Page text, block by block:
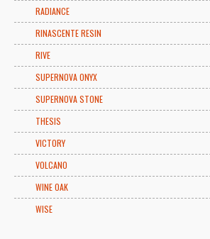
RADIANCE
RINASCENTE RESIN
RIVE
SUPERNOVA ONYX
SUPERNOVA STONE
THESIS
VICTORY
VOLCANO
WINE OAK
WISE